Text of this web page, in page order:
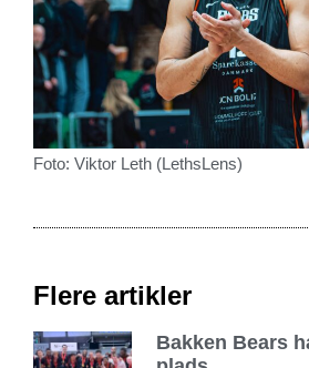
Foto: Viktor Leth (LethsLens)
Flere artikler
Bakken Bears